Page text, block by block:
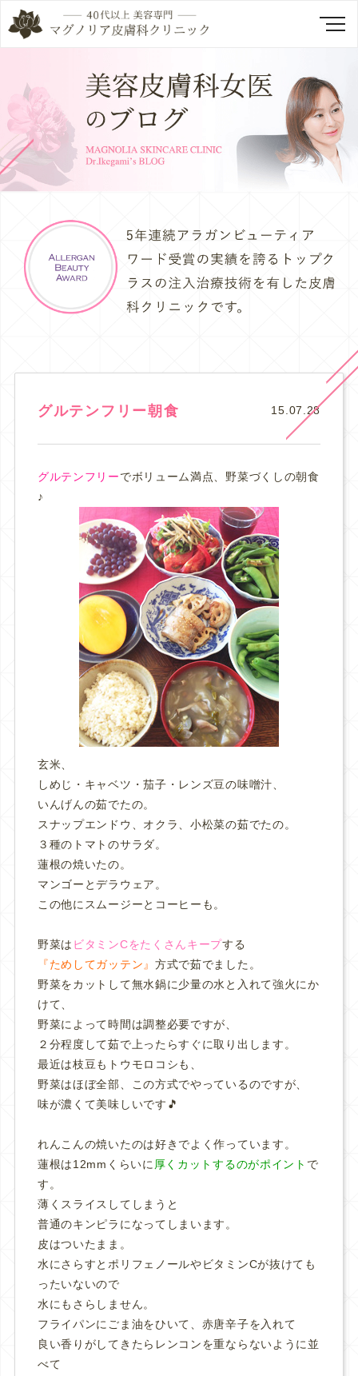
グルテンフリー朝食 15.07.28
グルテンフリーでボリューム満点、野菜づくしの朝食
♪
玄米、
しめじ・キャベツ・茄子・レンズ豆の味噌汁、
いんげんの茹でたの。
スナップエンドウ、オクラ、小松菜の茹でたの。
３種のトマトのサラダ。
蓮根の焼いたの。
マンゴーとデラウェア。
この他にスムージーとコーヒーも。
野菜は ビタミンCをたくさんキープする
『ためしてガッテン』 方式で茹でました。
野菜をカットして無水鍋に少量の水と入れて強火にか
けて、
野菜によって時間は調整必要ですが、
２分程度して茹で上ったらすぐに取り出します。
最近は枝豆もトウモロコシも、
野菜はほぼ全部、この方式でやっているのですが、
味が濃くて美味しいです🎵
れんこんの焼いたのは好きでよく作っています。
蓮根は12mmくらいに 厚くカットするのがポイント で
す。
薄くスライスしてしまうと
普通のキンピラになってしまいます。
皮はついたまま。
水にさらすとポリフェノールやビタミンCが抜けても
ったいないので
水にもさらしません。
フライパンにごま油をひいて、赤唐辛子を入れて
良い香りがしてきたらレンコンを重ならないように並
べて